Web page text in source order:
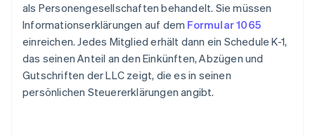
als Personengesellschaften behandelt. Sie müssen
Informationserklärungen auf dem Formular 1065
einreichen. Jedes Mitglied erhält dann ein Schedule K-1,
das seinen Anteil an den Einkünften, Abzügen und
Gutschriften der LLC zeigt, die es in seinen
persönlichen Steuererklärungen angibt.